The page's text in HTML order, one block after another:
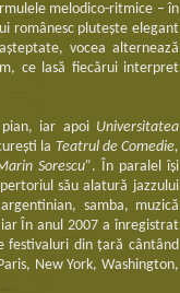
melodico-ritmice – în
românesc pluteşte elegant
vocea alternează
ce lasă fiecărui interpret
iar apoi Universitatea
la Teatrul de Comedie,
Sorescu”. În paralel îşi
său alatură jazzului
samba, muzică
În anul 2007 a înregistrat
festivaluri din ţară cântând
New York, Washington,